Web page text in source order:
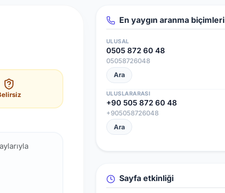
En yaygın aranma biçimleri
ULUSAL
0505 872 60 48
05058726048
Ara
ULUSLARARASI
+90 505 872 60 48
+905058726048
Ara
Sayfa etkinliği